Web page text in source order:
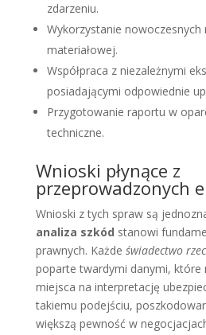
zdarzeniu.
Wykorzystanie
materiałowej.
Współpraca z niezależnymi
posiadającymi odpowiednie
Przygotowanie raportu w
techniczne.
Wnioski płynące z
przeprowadzonych
Wnioski z tych spraw są
analiza szkód stanowi
prawnych. Każde świadectwo
poparte twardymi danymi, które
miejsca na interpretację
takiemu podejściu,
większą pewność w